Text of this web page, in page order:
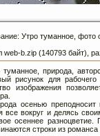
Утро туманное, фото
web-b.zip (140793 байт),
туманное, природа,
рисунок для
изображения
осенью
все вокруг и делясь
осеннее
строки из романса